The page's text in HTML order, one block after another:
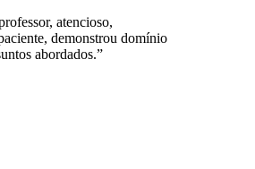
atencioso,
demonstrou domínio
abordados.”